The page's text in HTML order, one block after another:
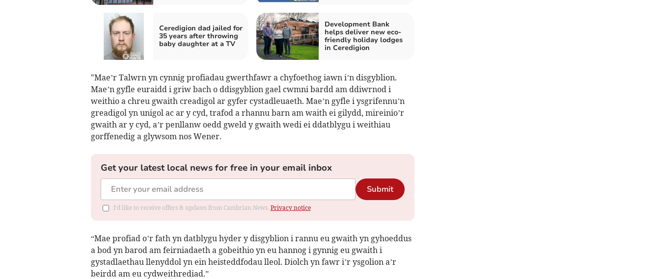
Ceredigion dad jailed for
35 years after throwing
baby daughter at a TV
Development Bank
helps deliver new eco-
friendly holiday lodges
in Ceredigion
"Mae’r Talwrn yn cynnig profiadau gwerthfawr a chyfoethog iawn i’n disgyblion.
Mae’n gyfle euraidd i griw bach o ddisgyblion gael cwmni bardd am ddiwrnod i
weithio a chreu gwaith creadigol ar gyfer cystadleuaeth. Mae’n gyfle i ysgrifennu’n
greadigol yn unigol ac ar y cyd, trafod a rhannu barn am waith ei gilydd, mireinio’r
gwaith ar y cyd, a’r penllanw oedd gweld y gwaith wedi ei ddatblygu i weithiau
gorffenedig a glywsom nos Wener.
Get your latest local news for free in your email inbox
Submit
I'd like to receive offers & updates from Cambrian News. Privacy notice
“Mae profiad o’r fath yn datblygu hyder y disgyblion i rannu eu gwaith yn gyhoeddus
a bod yn barod am feirniadaeth a gobeithio yn eu hannog i gynnig eu gwaith i
gystadlaethau llenyddol yn ein heisteddfodau lleol. Diolch yn fawr i’r ysgolion a’r
beirdd am eu cydweithrediad.”